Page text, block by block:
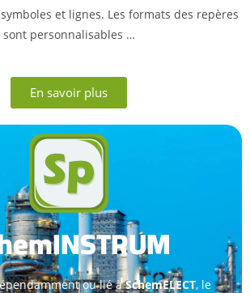
et lignes. Les formats des repères
sont personnalisables …
En savoir plus
ou lié àSchemELECT, le